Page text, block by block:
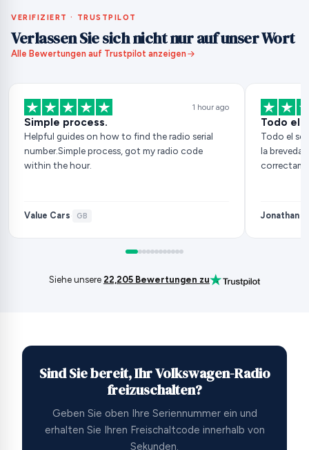
VERIFIZIERT · TRUSTPILOT
Verlassen Sie sich nicht nur auf unser Wort
Alle Bewertungen auf Trustpilot anzeigen
1 hour ago
Simple process.
Helpful guides on how to find the radio serial
number.Simple process, got my radio code
within the hour.
Value Cars· GB
Todo el
Todo el
la
Jonathan
Siehe unsere 22,205 Bewertungen zu
Sind Sie bereit, Ihr Volkswagen-Radio
freizuschalten?
Geben Sie oben Ihre Seriennummer ein und
erhalten Sie Ihren Freischaltcode innerhalb von
Sekunden.